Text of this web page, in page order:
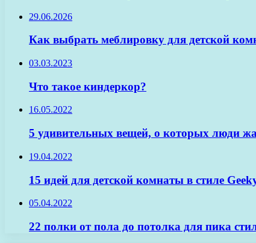
29.06.2026
Как выбрать меблировку для детской
03.03.2023
Что такое киндеркор?
16.05.2022
5 удивительных вещей, о которых люди
19.04.2022
15 идей для детской комнаты в стиле
05.04.2022
22 полки от пола до потолка для пика